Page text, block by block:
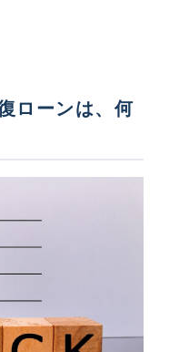
ローンは、何